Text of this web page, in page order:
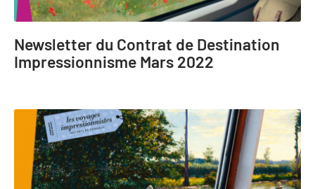
Newsletter du Contrat de Destination
Impressionnisme Mars 2022